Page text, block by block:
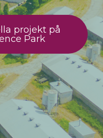
projekt på
Park